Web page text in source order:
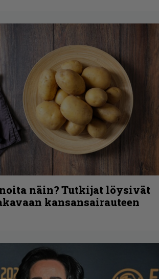
näin? Tutkijat löysivät
kansansairauteen